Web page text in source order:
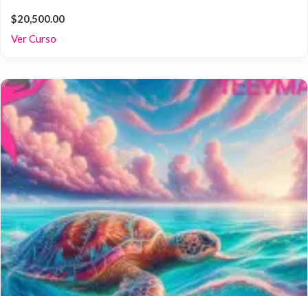
$20,500.00
Ver Curso